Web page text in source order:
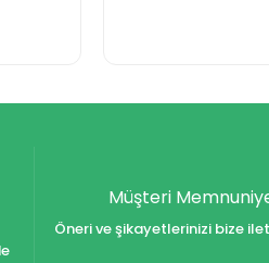
Müşteri
Öneri ve şikayetlerinizi bize